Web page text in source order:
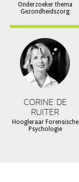
Onderzoeker thema
Gezondheidszorg
CORINE DE
RUITER
Hoogleraar Forensische
Psychologie